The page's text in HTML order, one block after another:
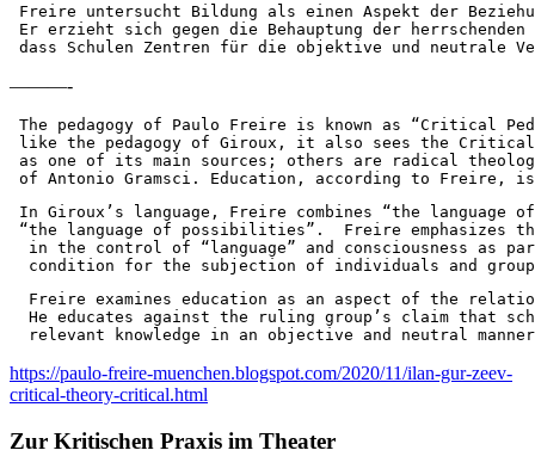
Freire untersucht Bildung als einen Aspekt der
Er erzieht sich gegen die Behauptung der
dass Schulen Zentren für die objektive und neutrale
———-
The pedagogy of Paulo Freire is known as “Critical
like the pedagogy of Giroux, it also sees the
as one of its main sources; others are radical
of Antonio Gramsci. Education, according to
In Giroux’s language, Freire combines “the
“the language of possibilities”.  Freire emphasizes
in the control of “language” and consciousness as
condition for the subjection of individuals and
Freire examines education as an aspect of the
He educates against the ruling group’s claim that
relevant knowledge in an objective and neutral
https://paulo-freire-muenchen.blogspot.com/2020/11/ilan-gur-zeev-
critical-theory-critical.html
Zur Kritischen Praxis im Theater